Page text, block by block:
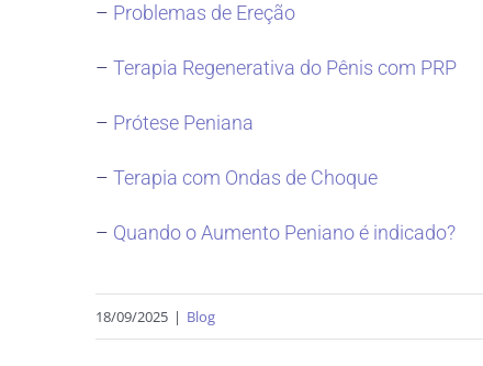
– Problemas de Ereção
– Terapia Regenerativa do Pênis com PRP
– Prótese Peniana
– Terapia com Ondas de Choque
– Quando o Aumento Peniano é indicado?
18/09/2025 | Blog